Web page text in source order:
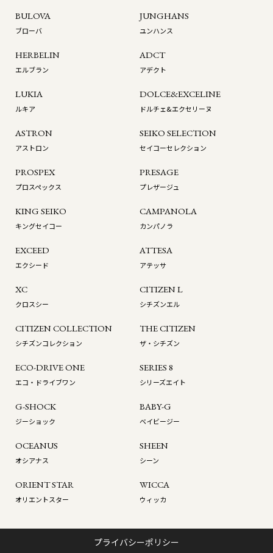
BULOVA
ブローバ
JUNGHANS
ユンハンス
HERBELIN
エルブラン
ADCT
アデクト
LUKIA
ルキア
DOLCE&EXCELINE
ドルチェ&エクセリーヌ
ASTRON
アストロン
SEIKO SELECTION
セイコーセレクション
PROSPEX
プロスペックス
PRESAGE
プレザージュ
KING SEIKO
キングセイコー
CAMPANOLA
カンパノラ
EXCEED
エクシード
ATTESA
アテッサ
XC
クロスシー
CITIZEN L
シチズンエル
CITIZEN COLLECTION
シチズンコレクション
THE CITIZEN
ザ・シチズン
ECO-DRIVE ONE
エコ・ドライブワン
SERIES 8
シリーズエイト
G-SHOCK
ジーショック
BABY-G
ベイビージー
OCEANUS
オシアナス
SHEEN
シーン
ORIENT STAR
オリエントスター
WICCA
ウィッカ
プライバシーポリシー